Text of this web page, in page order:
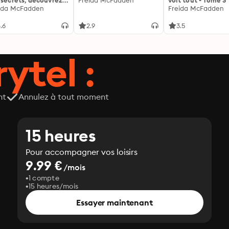
...
McFadden
2.9
Freida McFadden
3.5
:
Annulez à tout moment
15 heures
Pour accompagner vos loisirs
9.99 €/mois
1 compte
15 heures/mois
Essayer maintenant